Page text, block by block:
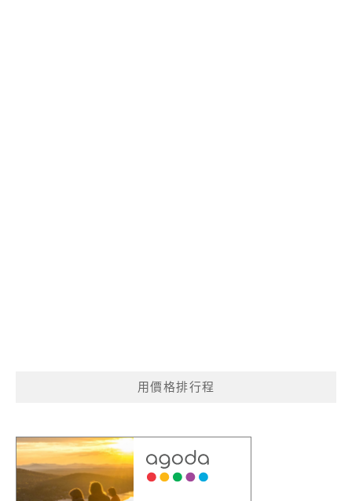
用價格排行程